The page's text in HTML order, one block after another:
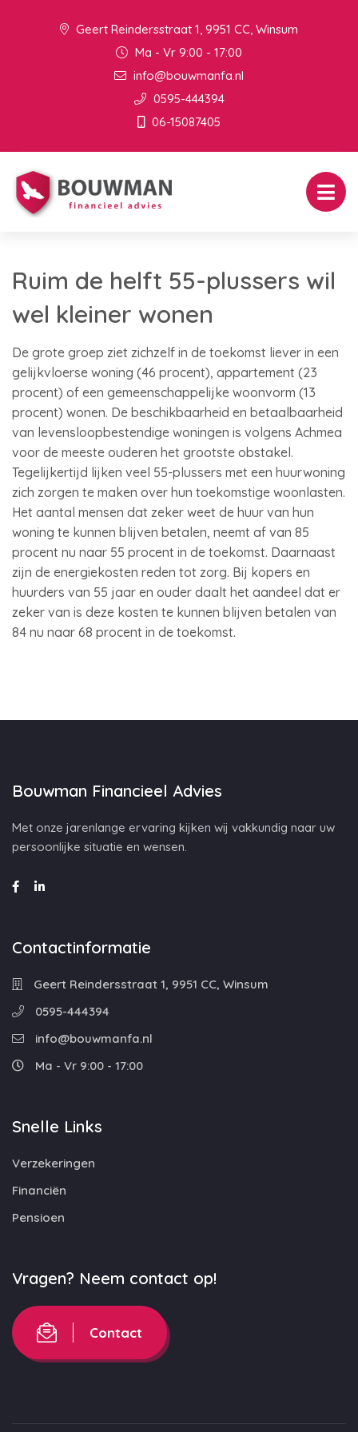
Geert Reindersstraat 1, 9951 CC, Winsum
Ma - Vr 9:00 - 17:00
info@bouwmanfa.nl
0595-444394
06-15087405
Ruim de helft 55-plussers wil
wel kleiner wonen
De grote groep ziet zichzelf in de toekomst liever in een
gelijkvloerse woning (46 procent), appartement (23
procent) of een gemeenschappelijke woonvorm (13
procent) wonen. De beschikbaarheid en betaalbaarheid
van levensloopbestendige woningen is volgens Achmea
voor de meeste ouderen het grootste obstakel.
Tegelijkertijd lijken veel 55-plussers met een huurwoning
zich zorgen te maken over hun toekomstige woonlasten.
Het aantal mensen dat zeker weet de huur van hun
woning te kunnen blijven betalen, neemt af van 85
procent nu naar 55 procent in de toekomst. Daarnaast
zijn de energiekosten reden tot zorg. Bij kopers en
huurders van 55 jaar en ouder daalt het aandeel dat er
zeker van is deze kosten te kunnen blijven betalen van
84 nu naar 68 procent in de toekomst.
Bouwman Financieel Advies
Met onze jarenlange ervaring kijken wij vakkundig naar uw
persoonlijke situatie en wensen.
Contactinformatie
Geert Reindersstraat 1, 9951 CC, Winsum
0595-444394
info@bouwmanfa.nl
Ma - Vr 9:00 - 17:00
Snelle Links
Verzekeringen
Financiën
Pensioen
Vragen? Neem contact op!
Contact